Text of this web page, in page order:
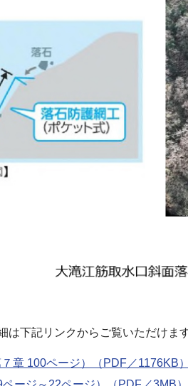
下記リンクからご覧いただけます
章 100ページ）（PDF／1176KB）